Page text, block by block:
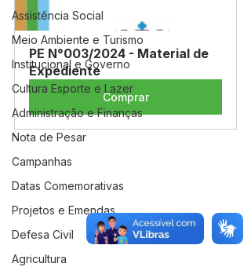
Assistência Social
Meio Ambiente e Turismo
Institucional e Governo
Cultura Esporte e Lazer
Administração e Finanças
Nota de Pesar
Campanhas
Datas Comemorativas
Projetos e Emendas
Defesa Civil
Agricultura
PE N°003/2024 - Material de
Expediente
Comprar